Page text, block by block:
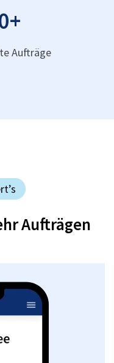
+
Aufträge
Aufträgen